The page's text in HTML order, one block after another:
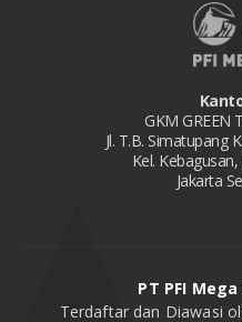
GKM GREEN
Jl. T.B. Simatupang
Kel.
Jakarta
PT PFI
Terdaftar dan Diawasi